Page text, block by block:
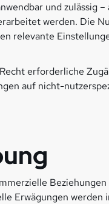
und zulässig
werden. Die
relevante
erforderliche
auf nicht-
Erwägungen